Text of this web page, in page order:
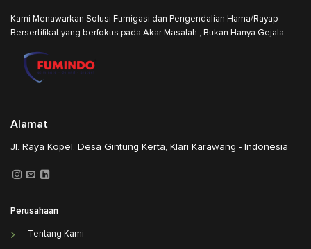
Kami Menawarkan Solusi Fumigasi dan Pengendalian Hama/Rayap
Bersertifikat yang berfokus pada Akar Masalah , Bukan Hanya Gejala.
Perusahaan
Tentang Kami
Alamat
Jl. Raya Kopel, Desa Gintung Kerta, Klari Karawang - Indonesia